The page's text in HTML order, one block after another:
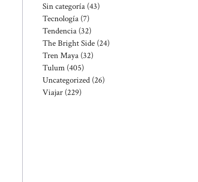
Sin categoría (43)
Tecnología (7)
Tendencia (32)
The Bright Side (24)
Tren Maya (32)
Tulum (405)
Uncategorized (26)
Viajar (229)